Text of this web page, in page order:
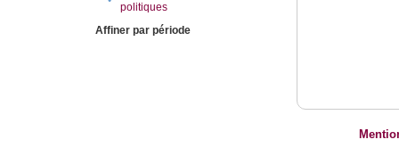
politiques
Affiner par période